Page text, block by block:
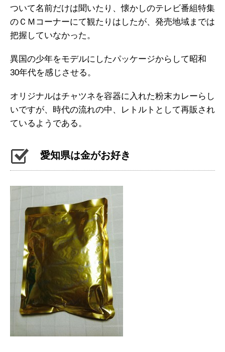
ついて名前だけは聞いたり、懐かしのテレビ番組特集
のＣＭコーナーにて観たりはしたが、発売地域までは
把握していなかった。
異国の少年をモデルにしたパッケージからして昭和
30年代を感じさせる。
オリジナルはチャツネを容器に入れた粉末カレーらし
いですが、時代の流れの中、レトルトとして再販され
ているようである。
愛知県は金がお好き